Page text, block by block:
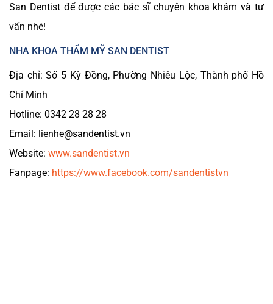
San Dentist để được các bác sĩ chuyên khoa khám và tư
vấn nhé!
NHA KHOA THẨM MỸ SAN DENTIST
Địa chỉ: Số 5 Kỳ Đồng, Phường Nhiêu Lộc, Thành phố Hồ
Chí Minh
Hotline: 0342 28 28 28
Email: lienhe@sandentist.vn
Website: www.sandentist.vn
Fanpage: https://www.facebook.com/sandentistvn